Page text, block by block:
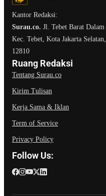
Kantor Redaksi:
Surau.co. Jl. Tebet Barat
Kec. Tebet, Kota Jakarta
12810
Ruang Redaksi
Tentang Surau.co
Kirim Tulisan
Kerja Sama & Iklan
Term of Service
Privacy Policy
Follow Us: